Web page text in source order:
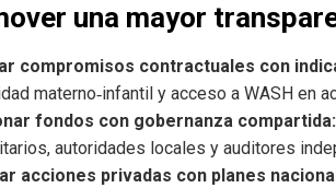
una mayor
compromisos contractuales con
materno‑infantil y acceso a WASH en
fondos con gobernanza compartida:
autoridades locales y auditores
acciones privadas con planes